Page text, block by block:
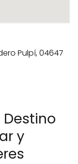
Destino
y